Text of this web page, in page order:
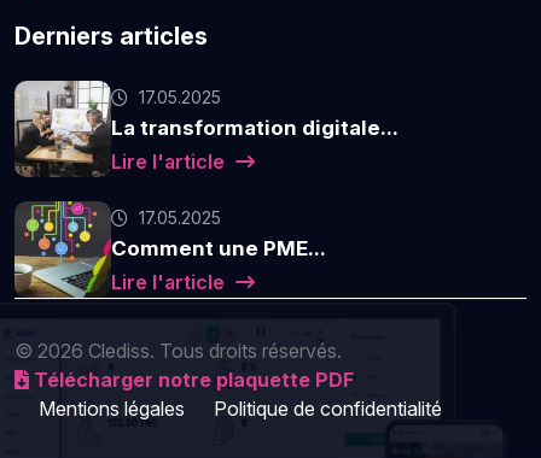
Derniers articles
17.05.2025
La transformation digitale...
Lire l'article
17.05.2025
Comment une PME...
Lire l'article
© 2026 Clediss. Tous droits réservés.
Télécharger notre plaquette PDF
Mentions légales
Politique de confidentialité